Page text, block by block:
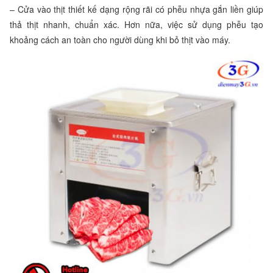
– Cửa vào thịt thiết kế dạng rộng rãi có phễu nhựa gắn liền giúp
thả thịt nhanh, chuẩn xác. Hơn nữa, việc sử dụng phễu tạo
khoảng cách an toàn cho người dùng khi bỏ thịt vào máy.